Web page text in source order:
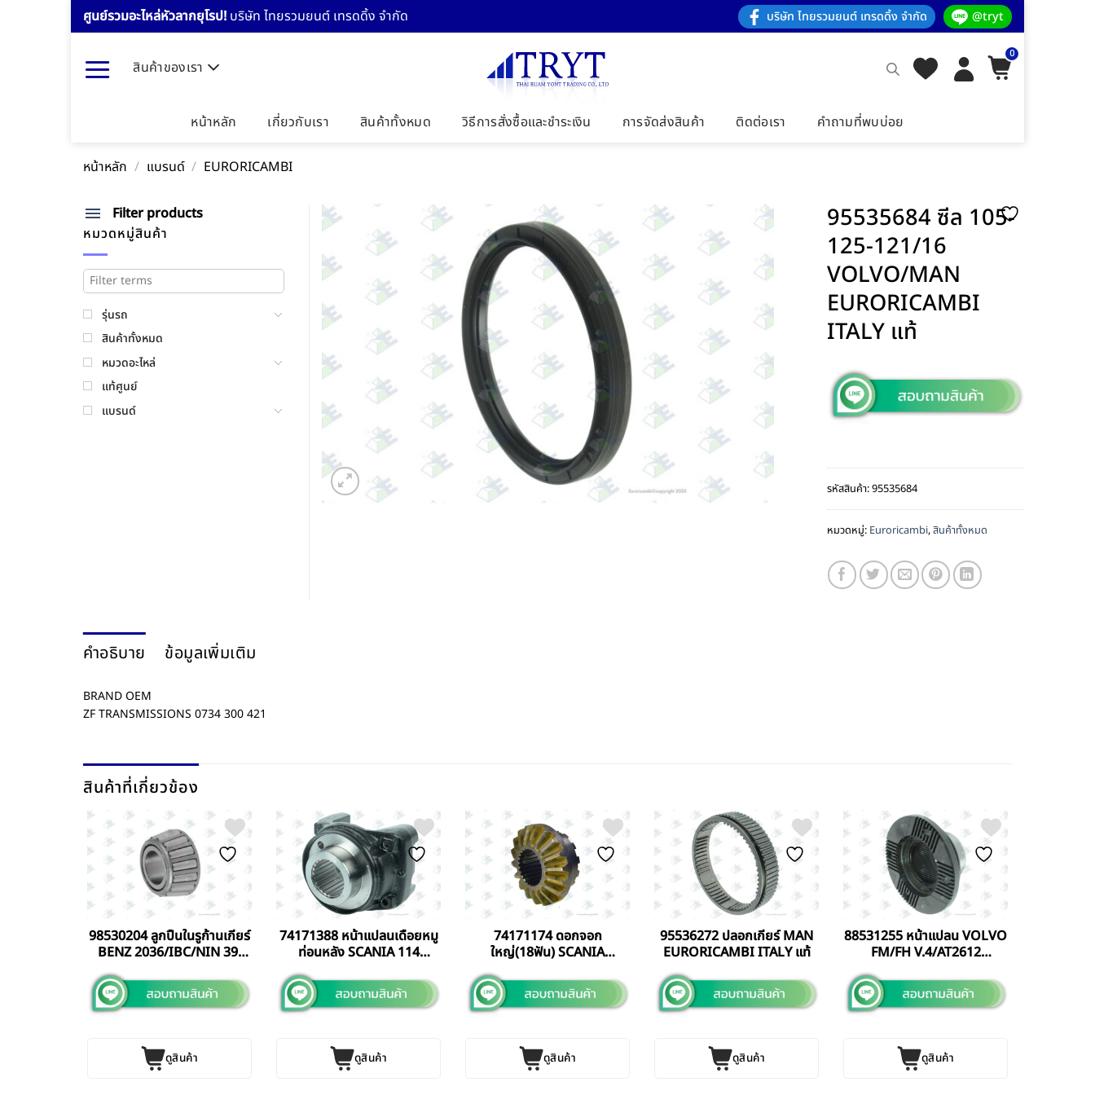
Skip
to
ศูนย์รวมอะไหล่หัวลากยุโรป! บริษัท ไทยรวมยนต์ เทรดดิ้ง จำกัด บริษัท ไทยรวมยนต์ เทรดดิ้ง จำกัด @tryt
สินค้าของเรา
0
หน้าหลัก เกี่ยวกับเรา สินค้าทั้งหมด วิธีการสั่งซื้อและชำระเงิน การจัดส่งสินค้า ติดต่อเรา คำถามที่พบบ่อย
หน้าหลัก / แบรนด์ / EURORICAMBI
95535684 ซีล 105-
125-121/16
VOLVO/MAN
EURORICAMBI
ITALY แท้
รหัสสินค้า:95535684
หมวดหมู่: Euroricambi,สินค้าทั้งหมด
Filter products
หมวดหมู่สินค้า
รุ่นรถ
สินค้าทั้งหมด
หมวดอะไหล่
แท้ศูนย์
แบรนด์
คำอธิบาย ข้อมูลเพิ่มเติม
BRAND OEM
ZF TRANSMISSIONS 0734 300 421
สินค้าที่เกี่ยวข้อง
98530204 ลูกปืนในรูก้านเกียร์
BENZ 2036/IBC/NIN 39-
40.4 MM EURORICAMBI
ITALY แท้
ดูสินค้า
74171388 หน้าแปลนเดือยหมู
ท่อนหลัง SCANIA 114
EURORICAMBI ITALY แท้
ดูสินค้า
74171174 ดอกจอก
ใหญ่(18ฟัน) SCANIA
EURORICAMBI ITALY แท้
ดูสินค้า
95536272 ปลอกเกียร์ MAN
EURORICAMBI ITALY แท้
ดูสินค้า
88531255 หน้าแปลน VOLVO
FM/FH V.4/AT2612
EURORICAMBI ITALY แท้
ดูสินค้า